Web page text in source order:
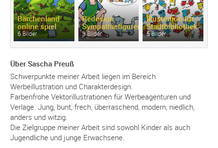
Bärchenland
online spiel
6 Bilder
Redesign
Sympathiefiguren
3 Bilder
Illustration für
Stadtbibliothek
5 Bilder
Über Sascha Preuß
Schwerpunkte meiner Arbeit liegen im Bereich
Werbeillustration und Charakterdesign.
Farbenfrohe Vektorillustrationen für Werbeagenturen und
Verlage. Jung, bunt, frech, überraschend, modern, niedlich,
anders und witzig.
Die Zielgruppe meiner Arbeit sind sowohl Kinder als auch
Jugendliche und junge Erwachsene.